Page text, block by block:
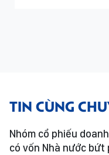
TIN CÙNG
Nhóm cổ phiếu
có vốn Nhà nước bứt